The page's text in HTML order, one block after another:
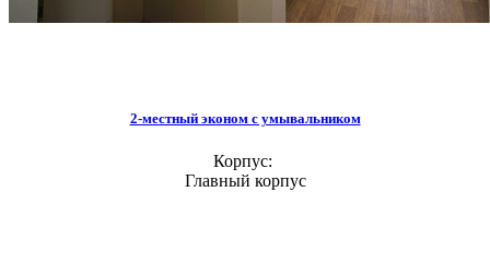
2-местный эконом с умывальником
Корпус:
Главный корпус